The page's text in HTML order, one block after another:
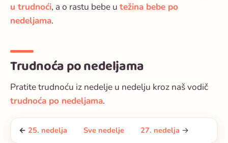
u trudnoći, a o rastu bebe u težina bebe po
nedeljama.
Trudnoća po nedeljama
Pratite trudnoću iz nedelje u nedelju kroz naš vodič
trudnoća po nedeljama.
← 25. nedelja Sve nedelje 27. nedelja →